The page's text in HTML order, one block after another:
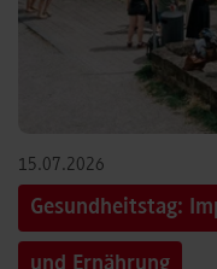
15.07.2026
Gesundheitstag: